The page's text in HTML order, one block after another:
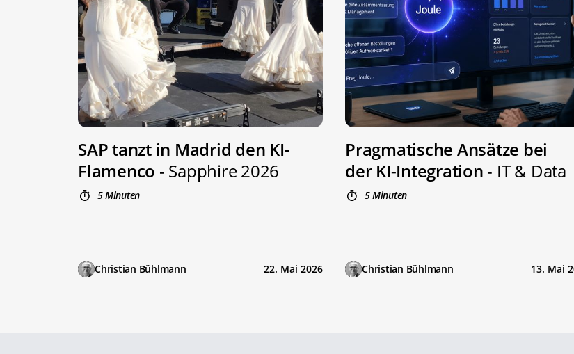
SAP tanzt in Madrid den KI-
Flamenco - Sapphire 2026
5 Minuten
Christian Bühlmann 22. Mai 2026
Pragmatische Ansätze bei
der KI-Integration - IT & Data
5 Minuten
Christian Bühlmann 13. Mai